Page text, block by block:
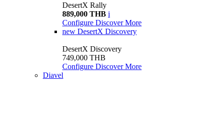
DesertX Rally
889,000 THB i
Configure Discover More
new DesertX Discovery
DesertX Discovery
749,000 THB
Configure Discover More
Diavel